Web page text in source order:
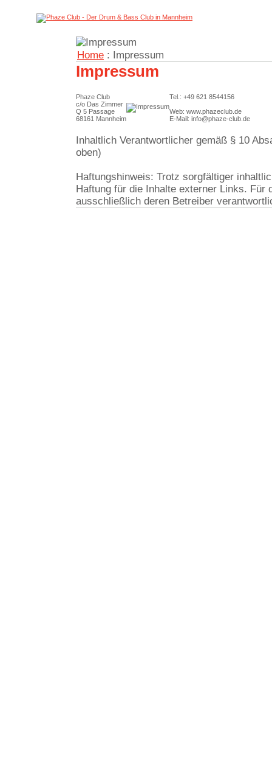
Home : Impressum
Impressum
Phaze Club
c/o Das Zimmer
Q 5 Passage
68161 Mannheim
Tel.: +49 621 8544156
Web: www.phazeclub.de
E-Mail: info@phaze-club.de
Inhaltlich Verantwortlicher gemäß § 10
oben)
Haftungshinweis: Trotz sorgfältiger
Haftung für die Inhalte externer Links. Für
ausschließlich deren Betreiber